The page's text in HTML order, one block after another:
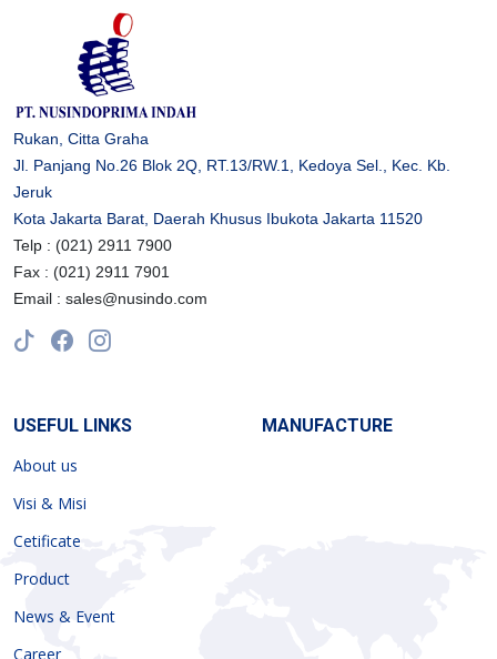
Rukan, Citta Graha
Jl. Panjang No.26 Blok 2Q, RT.13/RW.1, Kedoya Sel., Kec. Kb.
Jeruk
Kota Jakarta Barat, Daerah Khusus Ibukota Jakarta 11520
Telp : (021) 2911 7900
Fax : (021) 2911 7901
Email : sales@nusindo.com
USEFUL LINKS
About us
Visi & Misi
Cetificate
Product
News & Event
Career
MANUFACTURE